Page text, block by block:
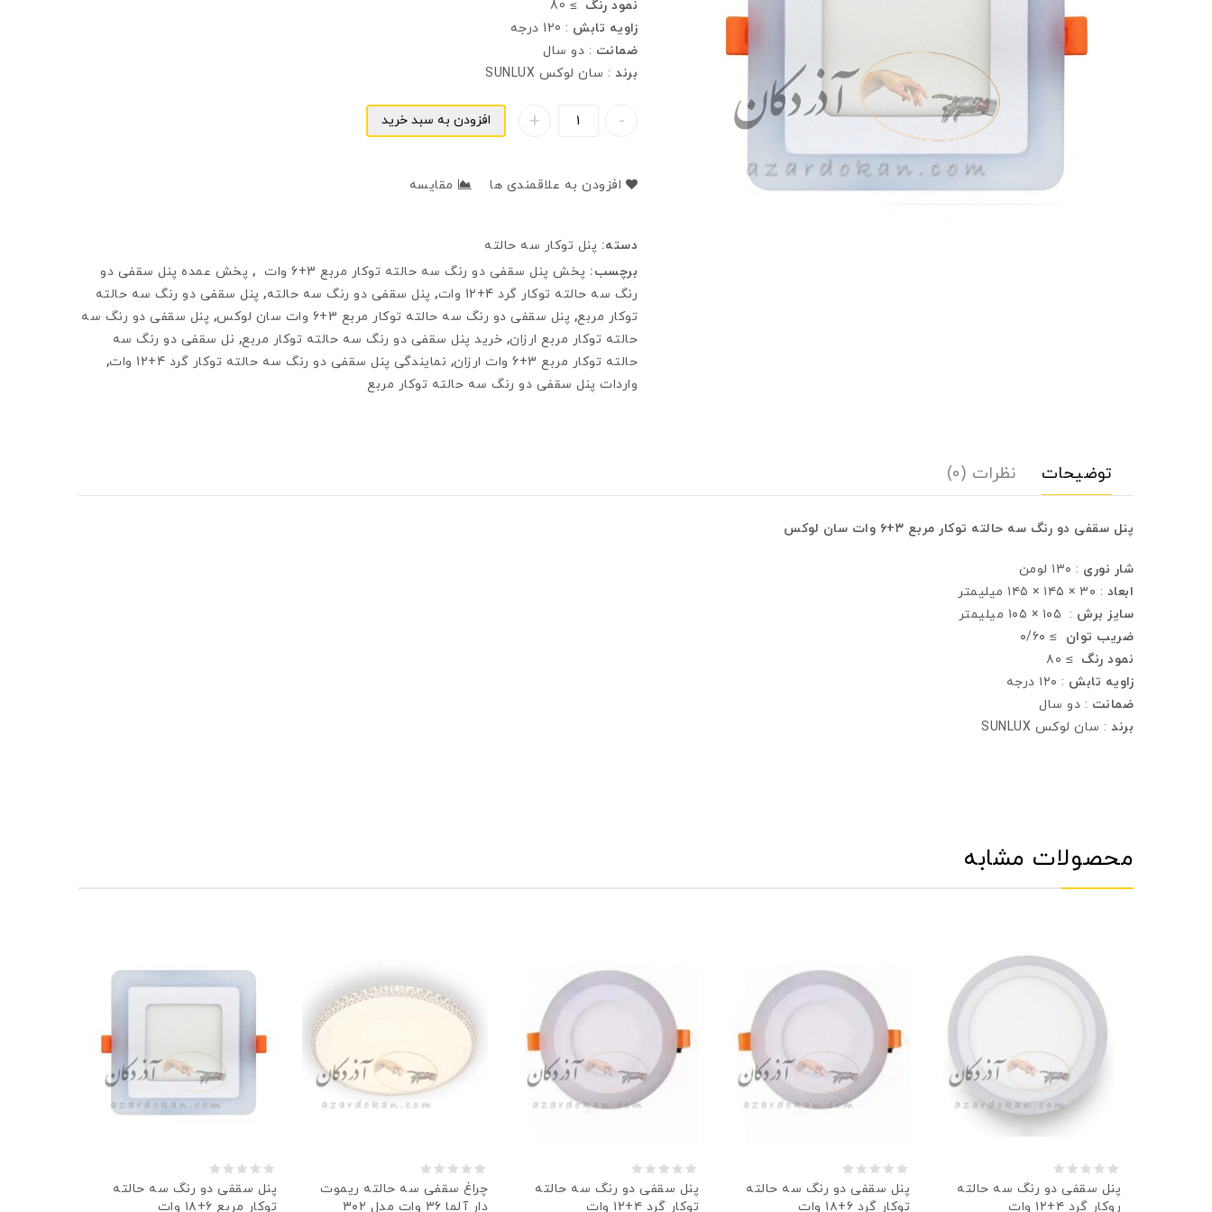
نمود رنگ ≥ 80
زاويه تابش : 120 درجه
ضمانت : دو سال
برند: سان لوکس SUNLUX
افزودن به سبد خرید
افزودن به علاقمندی ها مقایسه
دسته: پنل توکار سه حالته
برچسب: پخش پنل سقفی دو رنگ سه حالته توكار مربع 3+6 وات , پخش عمده پنل سقفی دو
رنگ سه حالته توكار گرد 4+12 وات
, پنل سقفی دو رنگ سه حالته, پنل سقفی دو رنگ سه حالته
توكار مربع, پنل سقفی دو رنگ سه حالته توكار مربع 3+6 وات سان لوکس , پنل سقفی دو رنگ سه
حالته توكار مربع ارزان, خرید پنل سقفی دو رنگ سه حالته توكار مربع, نل سقفی دو رنگ سه
حالته توكار مربع 3+6 وات ارزان
, نمایندگی پنل سقفی دو رنگ سه حالته توكار گرد 4+12 وات
,
واردات پنل سقفی دو رنگ سه حالته توكار مربع
توضیحات نظرات (0)
پنل سقفی دو رنگ سه حالته توكار مربع ۳+۶ وات سان لوکس
شار نوری : ۱۳۰ لومن
ابعاد : ۳۰ × ۱۴۵ × ۱۴۵ ميليمتر
سايز برش : ۱۰۵ × ۱۰۵ ميليمتر
ضريب توان ≥ ۰/۶۰
نمود رنگ ≥ ۸۰
زاويه تابش : ۱۲۰ درجه
ضمانت : دو سال
برند : سان لوکس SUNLUX
محصولات مشابه
پنل سقفی دو رنگ سه حالته
توكار مربع ۶+۱۸ وات
چراغ سقفی سه حالته ریموت
دار آلما ۳۶ وات مدل ۳۰۲
پنل سقفی دو رنگ سه حالته
توكار گرد ۴+۱۲ وات
پنل سقفی دو رنگ سه حالته
توكار گرد ۶+۱۸ وات
پنل سقفی دو رنگ سه حالته
روکار گرد ۴+۱۲ وات